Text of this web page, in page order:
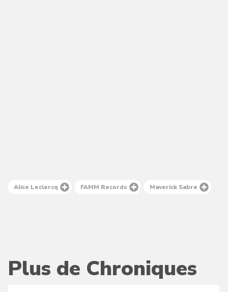
Alice Leclercq FAMM Records Maverick Sabre
Plus de Chroniques